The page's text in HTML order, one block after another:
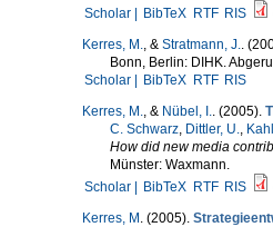
Scholar |
BibTeX RTF RIS
Kerres, M., & Stratmann, J..
Bonn, Berlin: DIHK.
Scholar |
BibTeX RTF RIS
Kerres, M., & Nübel, I.. (2005).
C. Schwarz, Dittler, U.,
How did new media
Münster: Waxmann.
Scholar |
BibTeX RTF RIS
Kerres, M . (2005).